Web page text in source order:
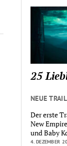
25
NEUE
Der erste
New
und Baby
4. DEZEMBER